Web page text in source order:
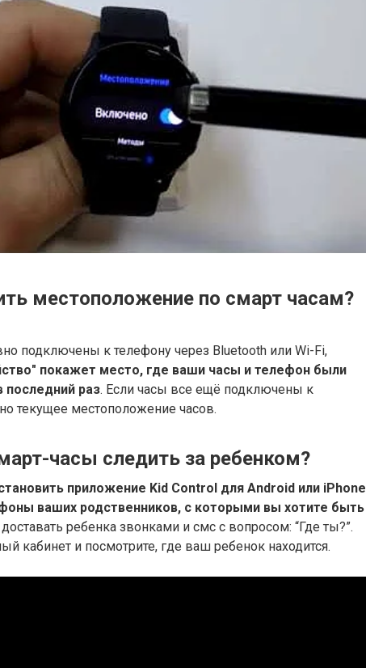
местоположение по смарт часам?
подключены к телефону через Bluetooth или Wi-Fi,
покажет место, где ваши часы и телефон были
последний раз. Если часы все ещё подключены к
текущее местоположение часов.
часы следить за ребенком?
приложение Kid Control для Android или iPhone
ваших родственников, с которыми вы хотите быть
ребенка звонками и смс с вопросом: “Где ты?”.
кабинет и посмотрите, где ваш ребенок находится.